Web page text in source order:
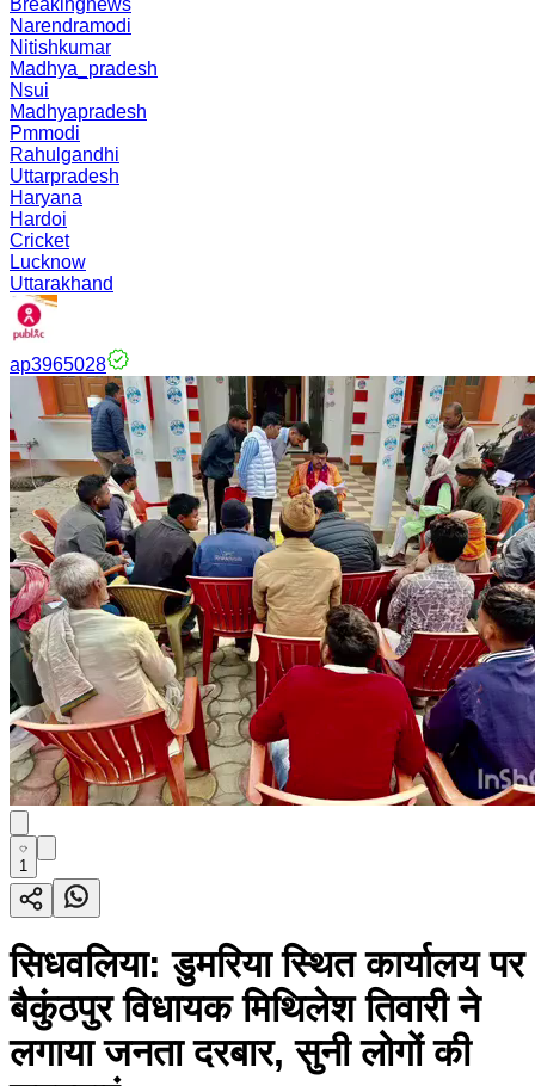
Breakingnews
Narendramodi
Nitishkumar
Madhya_pradesh
Nsui
Madhyapradesh
Pmmodi
Rahulgandhi
Uttarpradesh
Haryana
Hardoi
Cricket
Lucknow
Uttarakhand
ap3965028
1
सिधवलिया: डुमरिया स्थित कार्यालय पर
बैकुंठपुर विधायक मिथिलेश तिवारी ने
लगाया जनता दरबार, सुनी लोगों की